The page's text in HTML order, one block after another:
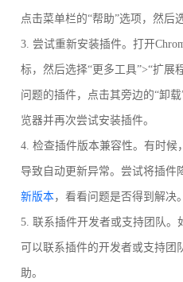
点击菜单栏的“帮助”选项，然后
3. 尝试重新安装插件。打开
标，然后选择“更多工具”>“扩展
问题的插件，点击其旁边的“卸
览器并再次尝试安装插件。
4. 检查插件版本兼容性。有时候
导致自动更新异常。尝试将插件
新版本，看看问题是否得到解决。
5. 联系插件开发者或支持团队。
可以联系插件的开发者或支持团
助。